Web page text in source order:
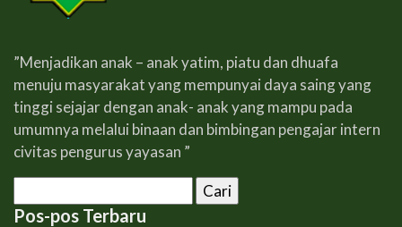
”Menjadikan anak – anak yatim, piatu dan dhuafa
menuju masyarakat yang mempunyai daya saing yang
tinggi sejajar dengan anak- anak yang mampu pada
umumnya melalui binaan dan bimbingan pengajar intern
civitas pengurus yayasan ”
untuk:
Pos-pos Terbaru